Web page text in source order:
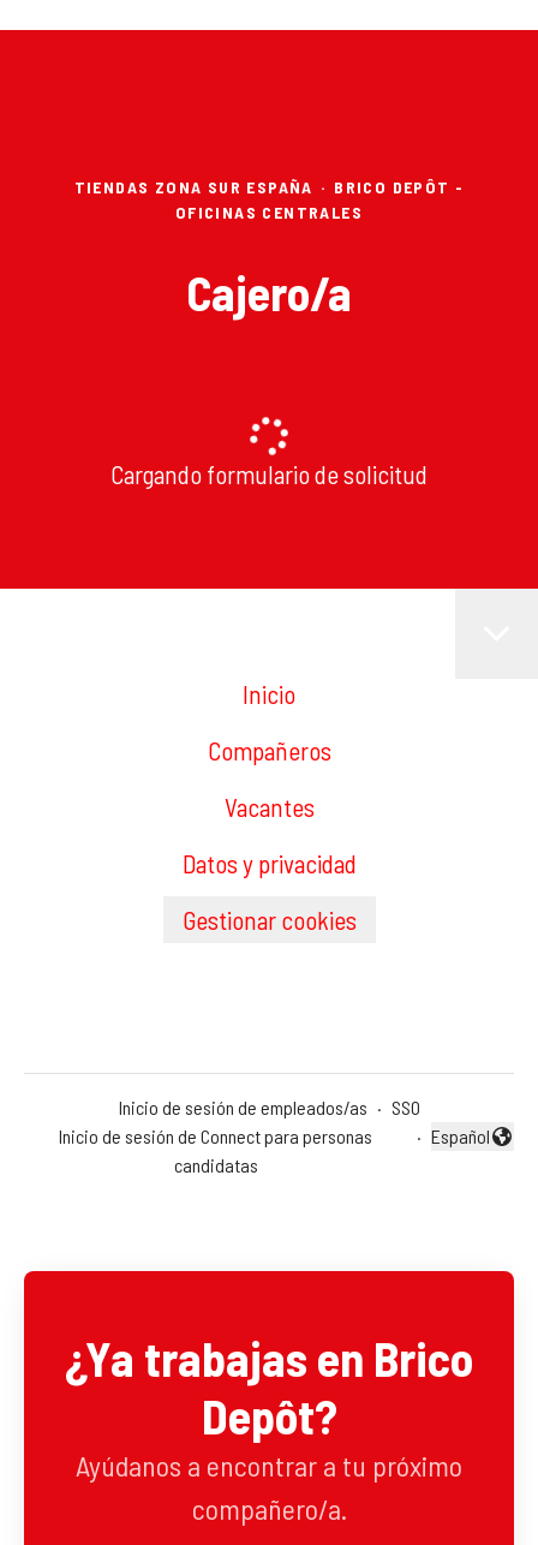
TIENDAS ZONA SUR ESPAÑA · BRICO DEPÔT -
OFICINAS CENTRALES
Cajero/a
Cargando formulario de solicitud
Inicio
Compañeros
Vacantes
Datos y privacidad
Gestionar cookies
Inicio de sesión de empleados/as · SSO
Inicio de sesión de Connect para personas
candidatas
·
Cambiar
Español
¿Ya trabajas en Brico
Depôt?
Ayúdanos a encontrar a tu próximo
compañero/a.